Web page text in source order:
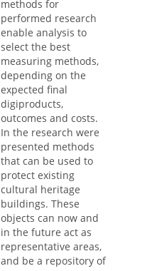
methods for
performed research
enable analysis to
select the best
measuring methods,
depending on the
expected final
digiproducts,
outcomes and costs.
In the research were
presented methods
that can be used to
protect existing
cultural heritage
buildings. These
objects can now and
in the future act as
representative areas,
and be a repository of